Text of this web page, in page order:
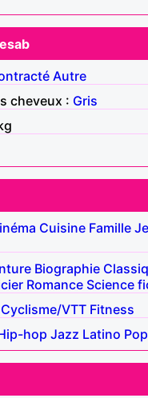
Autre
cheveux : Gris
Cuisine Famille
Biographie
Romance Science
Cyclisme/VTT Fitness
hop Jazz Latino